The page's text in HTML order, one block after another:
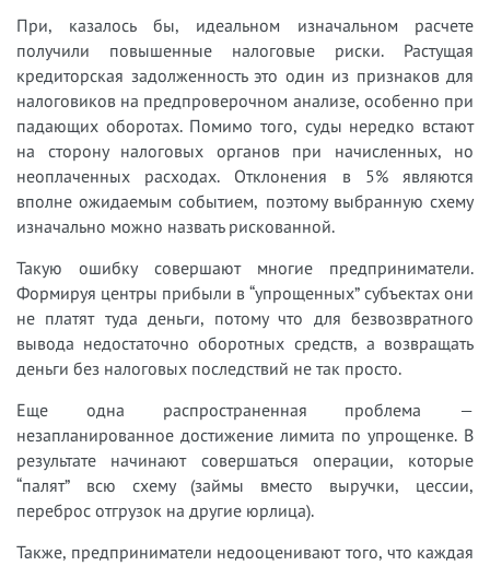
При, казалось бы, идеальном изначальном расчете
получили повышенные налоговые риски. Растущая
кредиторская задолженность это один из признаков для
налоговиков на предпроверочном анализе, особенно при
падающих оборотах. Помимо того, суды нередко встают
на сторону налоговых органов при начисленных, но
неоплаченных расходах. Отклонения в 5% являются
вполне ожидаемым событием, поэтому выбранную схему
изначально можно назвать рискованной.
Такую ошибку совершают многие предприниматели.
Формируя центры прибыли в “упрощенных” субъектах они
не платят туда деньги, потому что для безвозвратного
вывода недостаточно оборотных средств, а возвращать
деньги без налоговых последствий не так просто.
Еще одна распространенная проблема —
незапланированное достижение лимита по упрощенке. В
результате начинают совершаться операции, которые
“палят” всю схему (займы вместо выручки, цессии,
переброс отгрузок на другие юрлица).
Также, предприниматели недооценивают того, что каждая